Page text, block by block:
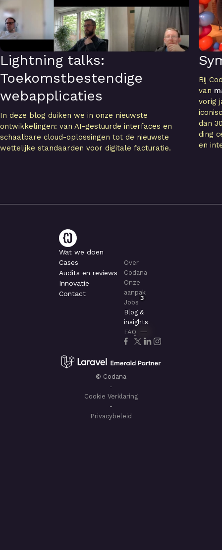
Lightning talks:
Toekomstbestendige
webapplicaties
In deze blog duiken we in onze nieuwste
ontwikkelingen: van AI-gestuurde interfaces en
schaalbare cloud-oplossingen tot de nieuwste
wettelijke standaarden voor digitale facturatie.
Bij
van
vorig
dan
ding
en
Wat we doen
Cases
Audits en reviews
Innovatie
Contact
Over
Codana
Onze
aanpak
Jobs
3
Blog &
insights
FAQ
© Codana
-
Cookie Verklaring
-
Privacybeleid